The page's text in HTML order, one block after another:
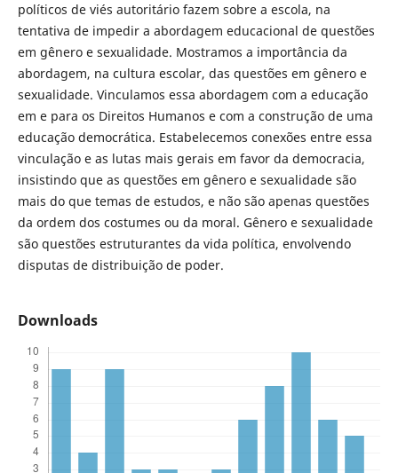
políticos de viés autoritário fazem sobre a escola, na
tentativa de impedir a abordagem educacional de questões
em gênero e sexualidade. Mostramos a importância da
abordagem, na cultura escolar, das questões em gênero e
sexualidade. Vinculamos essa abordagem com a educação
em e para os Direitos Humanos e com a construção de uma
educação democrática. Estabelecemos conexões entre essa
vinculação e as lutas mais gerais em favor da democracia,
insistindo que as questões em gênero e sexualidade são
mais do que temas de estudos, e não são apenas questões
da ordem dos costumes ou da moral. Gênero e sexualidade
são questões estruturantes da vida política, envolvendo
disputas de distribuição de poder.
Downloads